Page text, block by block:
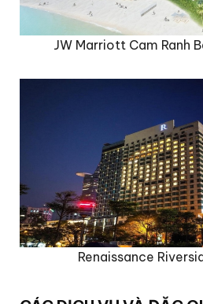
JW Marriott Cam Ranh
Renaissance